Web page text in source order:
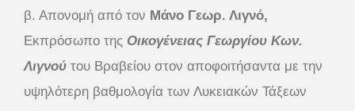
β. Απονομή από τον Μάνο Γεωρ. Λιγνό,
Εκπρόσωπο της Οικογένειας Γεωργίου Κων.
Λιγνού του Βραβείου στον αποφοιτήσαντα με την
υψηλότερη βαθμολογία των Λυκειακών Τάξεων